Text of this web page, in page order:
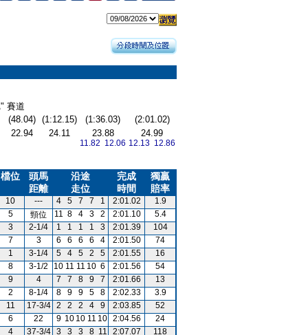
賽道
(48.04) (1:12.15) (1:36.03)
(2:01.02)
22.94 24.11 23.88
11.82 12.06
24.99
12.13 12.86
檔位
頭馬
距離
沿途
走位
完成
時間
獨贏
賠率
10 --- 4 5 7 7 1 2:01.02
1.9
5 頸位 11 8 4 3 2 2:01.10
5.4
3 2-1/4 1 1 1 1 3 2:01.39
104
7 3 6 6 6 6 4 2:01.50
74
1 3-1/4 5 4 5 2 5 2:01.55
16
8 3-1/2 10 11 11 10 6 2:01.56
54
9 4 7 7 8 9 7 2:01.66
13
2 8-1/4 8 9 9 5 8 2:02.33
3.9
11 17-3/4 2 2 2 4 9 2:03.85
52
6 22 9 10 10 11 10 2:04.56
24
4 37-3/4 3 3 3 8 11 2:07.07 118